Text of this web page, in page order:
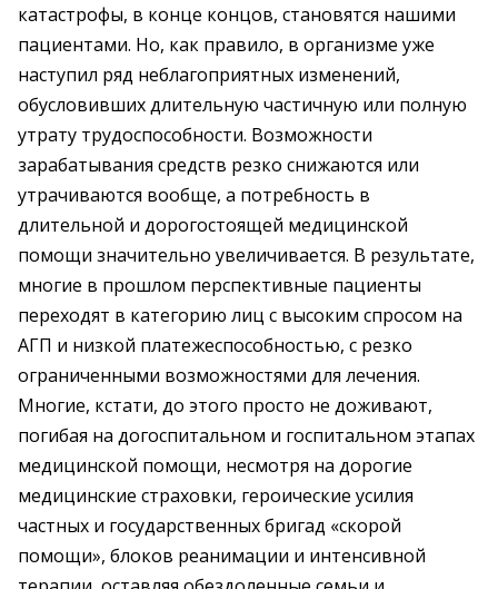
катастрофы, в конце концов, становятся нашими
пациентами. Но, как правило, в организме уже
наступил ряд неблагоприятных изменений,
обусловивших длительную частичную или полную
утрату трудоспособности. Возможности
зарабатывания средств резко снижаются или
утрачиваются вообще, а потребность в
длительной и дорогостоящей медицинской
помощи значительно увеличивается. В результате,
многие в прошлом перспективные пациенты
переходят в категорию лиц с высоким спросом на
АГП и низкой платежеспособностью, с резко
ограниченными возможностями для лечения.
Многие, кстати, до этого просто не доживают,
погибая на догоспитальном и госпитальном этапах
медицинской помощи, несмотря на дорогие
медицинские страховки, героические усилия
частных и государственных бригад «скорой
помощи», блоков реанимации и интенсивной